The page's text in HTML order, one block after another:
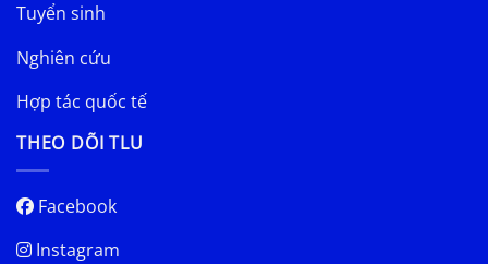
Tuyển sinh
Nghiên cứu
Hợp tác quốc tế
THEO DÕI TLU
Facebook
Instagram